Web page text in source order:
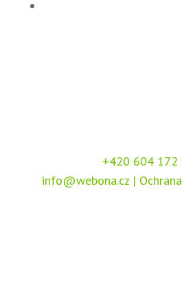
+420 604 172
info@webona.cz |